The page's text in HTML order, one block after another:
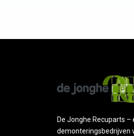
De Jonghe Recuparts
demonteringsbedrijven